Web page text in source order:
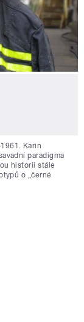
Karin
paradigma
historii stále
o „černé